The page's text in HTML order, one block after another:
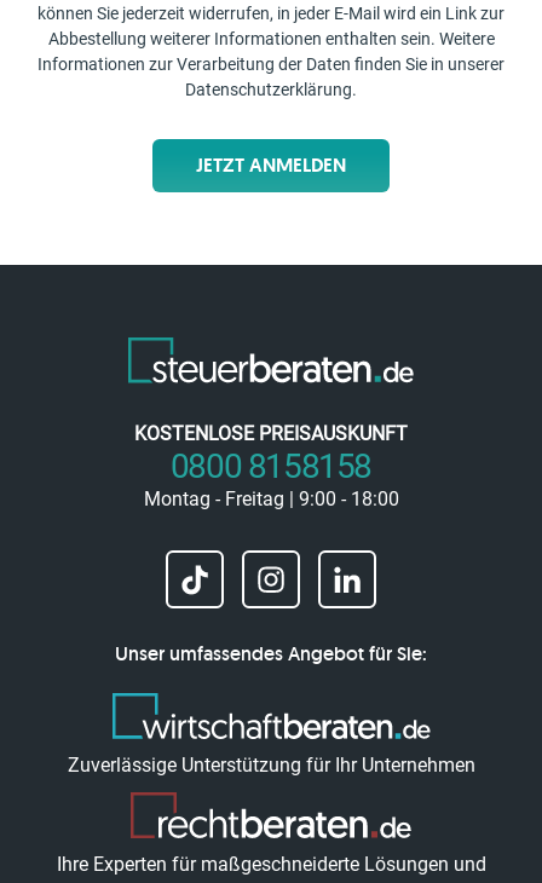
können Sie jederzeit widerrufen, in jeder E-Mail wird ein Link zur
Abbestellung weiterer Informationen enthalten sein. Weitere
Informationen zur Verarbeitung der Daten finden Sie in unserer
Datenschutzerklärung.
JETZT ANMELDEN
KOSTENLOSE PREISAUSKUNFT
0800 8158158
Montag - Freitag | 9:00 - 18:00
Unser umfassendes Angebot für Sie:
Zuverlässige Unterstützung für Ihr Unternehmen
Ihre Experten für maßgeschneiderte Lösungen und